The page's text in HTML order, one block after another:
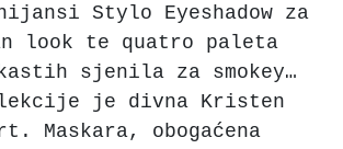
Stylo Eyeshadow za
look te quatro paleta
sjenila za smokey…
je divna Kristen
Maskara, obogaćena